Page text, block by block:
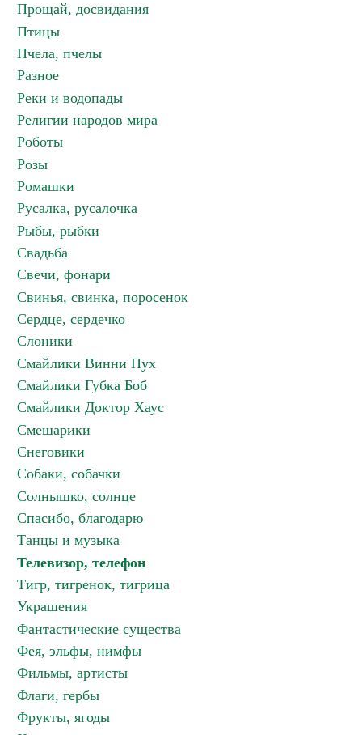
Прощай, досвидания
Птицы
Пчела, пчелы
Разное
Реки и водопады
Религии народов мира
Роботы
Розы
Ромашки
Русалка, русалочка
Рыбы, рыбки
Свадьба
Свечи, фонари
Свинья, свинка, поросенок
Сердце, сердечко
Слоники
Смайлики Винни Пух
Смайлики Губка Боб
Смайлики Доктор Хаус
Смешарики
Снеговики
Собаки, собачки
Солнышко, солнце
Спасибо, благодарю
Танцы и музыка
Телевизор, телефон
Тигр, тигренок, тигрица
Украшения
Фантастические существа
Фея, эльфы, нимфы
Фильмы, артисты
Флаги, гербы
Фрукты, ягоды